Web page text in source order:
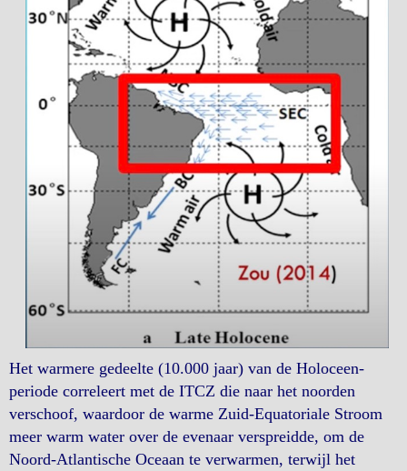
Het warmere gedeelte (10.000 jaar) van de Holoceen-
periode correleert met de ITCZ ​​die naar het noorden
verschoof, waardoor de warme Zuid-Equatoriale Stroom
meer warm water over de evenaar verspreidde, om de
Noord-Atlantische Oceaan te verwarmen, terwijl het